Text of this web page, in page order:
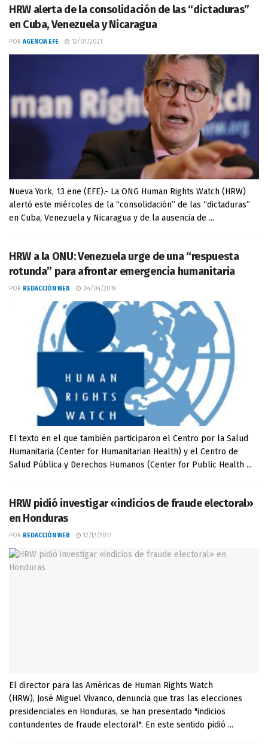
HRW alerta de la consolidación de las “dictaduras”
en Cuba, Venezuela y Nicaragua
POR AGENCIA EFE 13/01/2021
Nueva York, 13 ene (EFE).- La ONG Human Rights Watch (HRW)
alertó este miércoles de la “consolidación” de las “dictaduras”
en Cuba, Venezuela y Nicaragua y de la ausencia de ...
HRW a la ONU: Venezuela urge de una “respuesta
rotunda” para afrontar emergencia humanitaria
POR REDACCIÓN WEB 04/04/2019
El texto en el que también participaron el Centro por la Salud
Humanitaria (Center for Humanitarian Health) y el Centro de
Salud Pública y Derechos Humanos (Center for Public Health ...
HRW pidió investigar «indicios de fraude electoral»
en Honduras
POR REDACCIÓN WEB 12/12/2017
El director para las Américas de Human Rights Watch
(HRW), José Miguel Vivanco, denuncia que tras las elecciones
presidenciales en Honduras, se han presentado "indicios
contundentes de fraude electoral". En este sentido pidió ...